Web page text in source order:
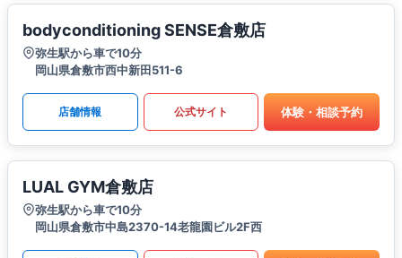
bodyconditioning SENSE倉敷店
弥生駅から車で10分
岡山県倉敷市西中新田511-6
店舗情報 公式サイト 体験・相談予約
LUAL GYM倉敷店
弥生駅から車で10分
岡山県倉敷市中島2370-14老龍園ビル2F西